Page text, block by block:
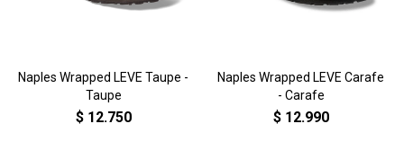
Naples Wrapped LEVE Taupe -
Taupe
$ 12.750
Naples Wrapped LEVE Carafe
- Carafe
$ 12.990